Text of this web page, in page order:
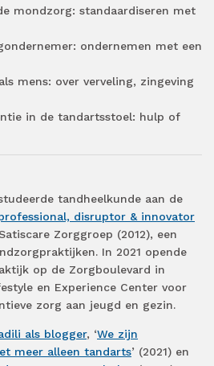
mondzorg: standaardiseren met
ondernemen met een
mens: over verveling, zingeving
in de tandartsstoel: hulp of
tandheelkunde aan de
disruptor & innovator
Zorggroep (2012), een
In 2021 opende
op de Zorgboulevard in
en Experience Center voor
zorg aan jeugd en gezin.
als blogger, ‘We zijn
meer alleen tandarts’ (2021) en